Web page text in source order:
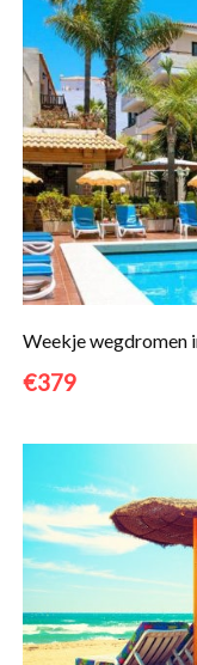
Weekje wegdromen
€379